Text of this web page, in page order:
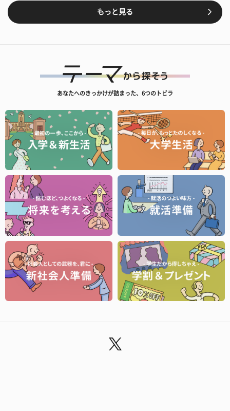
もっと見る
あなたへのきっかけが詰まった、6つのトビラ